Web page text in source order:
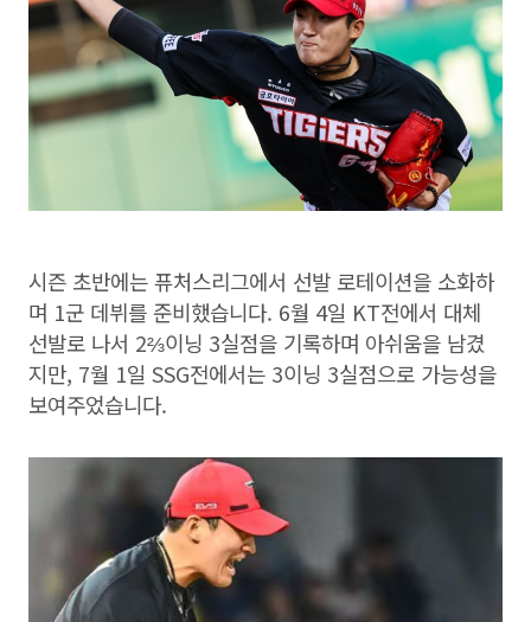
시즌 초반에는 퓨처스리그에서 선발 로테이션을 소화하
며 1군 데뷔를 준비했습니다. 6월 4일 KT전에서 대체
선발로 나서 2⅔이닝 3실점을 기록하며 아쉬움을 남겼
지만, 7월 1일 SSG전에서는 3이닝 3실점으로 가능성을
보여주었습니다.